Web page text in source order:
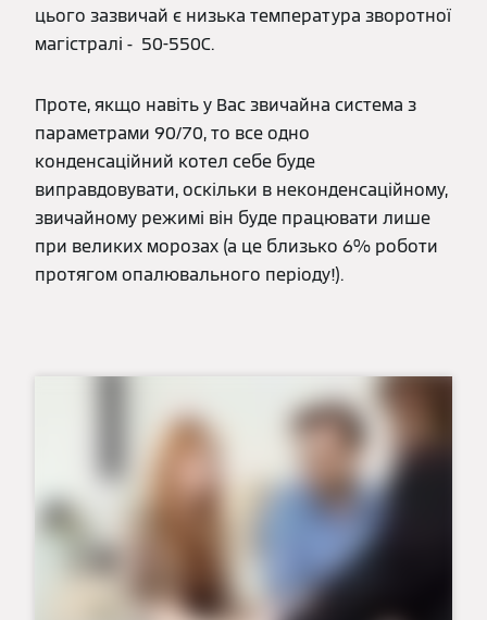
цього зазвичай є низька температура зворотної
магістралі - 50-550С.
Проте, якщо навіть у Вас звичайна система з
параметрами 90/70, то все одно
конденсаційний котел себе буде
виправдовувати, оскільки в неконденсаційному,
звичайному режимі він буде працювати лише
при великих морозах (а це близько 6% роботи
протягом опалювального періоду!).